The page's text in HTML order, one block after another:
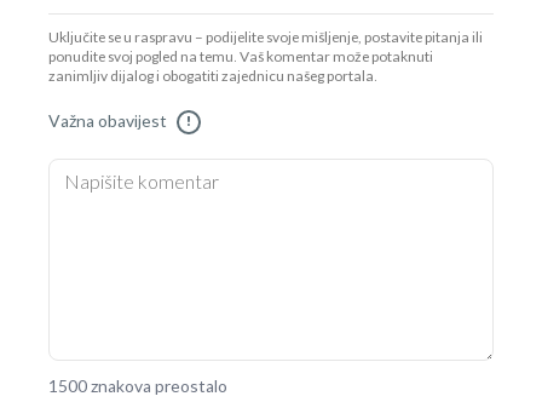
Uključite se u raspravu – podijelite svoje mišljenje, postavite pitanja ili
ponudite svoj pogled na temu. Vaš komentar može potaknuti
zanimljiv dijalog i obogatiti zajednicu našeg portala.
Važna obavijest !
1500 znakova preostalo